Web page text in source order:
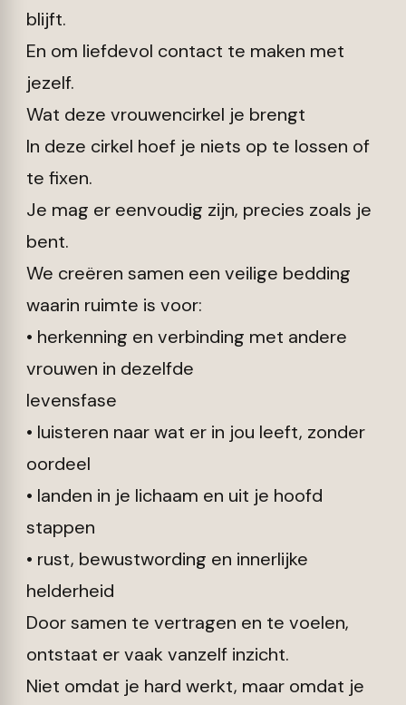
blijft.
En om liefdevol contact te maken met
jezelf.
Wat deze vrouwencirkel je brengt
In deze cirkel hoef je niets op te lossen of
te fixen.
Je mag er eenvoudig zijn, precies zoals je
bent.
We creëren samen een veilige bedding
waarin ruimte is voor:
• herkenning en verbinding met andere
vrouwen in dezelfde
levensfase
• luisteren naar wat er in jou leeft, zonder
oordeel
• landen in je lichaam en uit je hoofd
stappen
• rust, bewustwording en innerlijke
helderheid
Door samen te vertragen en te voelen,
ontstaat er vaak vanzelf inzicht.
Niet omdat je hard werkt, maar omdat je